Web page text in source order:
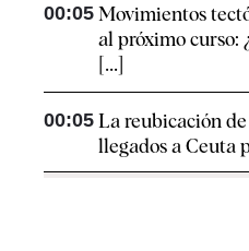
00:05 Movimientos
al próximo curso:
[...]
00:05 La reubicación
llegados a Ceuta